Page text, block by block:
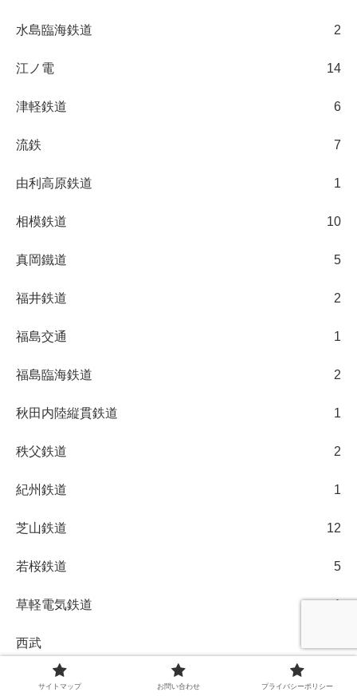
水島臨海鉄道 2
江ノ電 14
津軽鉄道 6
流鉄 7
由利高原鉄道 1
相模鉄道 10
真岡鐵道 5
福井鉄道 2
福島交通 1
福島臨海鉄道 2
秋田内陸縦貫鉄道 1
秩父鉄道 2
紀州鉄道 1
芝山鉄道 12
若桜鉄道 5
草軽電気鉄道 1
西武
豊橋鉄道
サイトマップ お問い合わせ プライバシーポリシー